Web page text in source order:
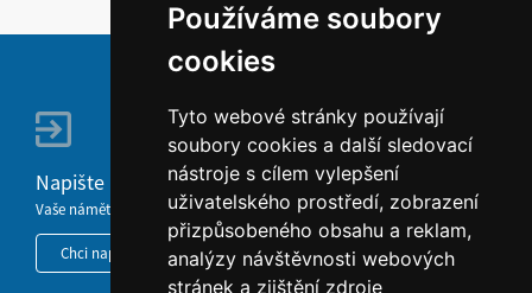
Používáme soubory
cookies
Tyto webové stránky používají
soubory cookies a další sledovací
nástroje s cílem vylepšení
uživatelského prostředí, zobrazení
přizpůsobeného obsahu a reklam,
analýzy návštěvnosti webových
stránek a zjištění zdroje
Napište nám
Vaše náměty, komentáře, připomínky a dotazy nezůstanou bez odezvy.
Chci napsat MKČR